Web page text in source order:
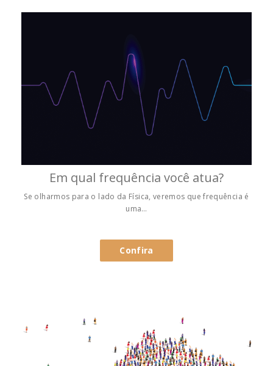
Em qual frequência você atua?
Se olharmos para o lado da Física, veremos que frequência é
uma…
Confira